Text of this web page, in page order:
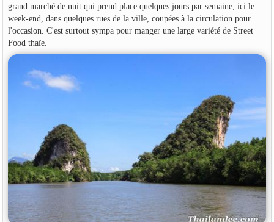
grand marché de nuit qui prend place quelques jours par semaine, ici le
week-end, dans quelques rues de la ville, coupées à la circulation pour
l'occasion. C'est surtout sympa pour manger une large variété de Street
Food thaïe.